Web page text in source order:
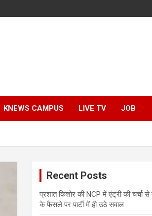
KNEWS CAMPUS LIVE TV JOB
Recent Posts
प्रशांत किशोर की NCP में एंट्री की चर्चा
के फैसले पर पार्टी में ही उठे सवाल